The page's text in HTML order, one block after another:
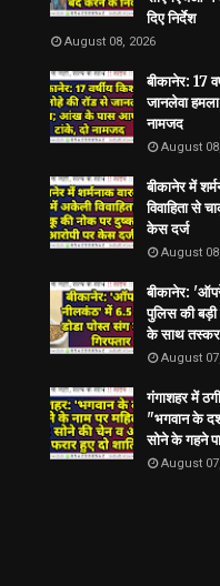
दिए निर्देश
August 08, 2026
बीकानेर: 17
जानलेवा
नामजद
August
बीकानेर में
विवाहिता से
केस दर्ज
August
बीकानेर:
पुलिस की बड़ी
के साथ तस्कर
August
गंगाशहर में
"भगवान के
सोने के गहने
August